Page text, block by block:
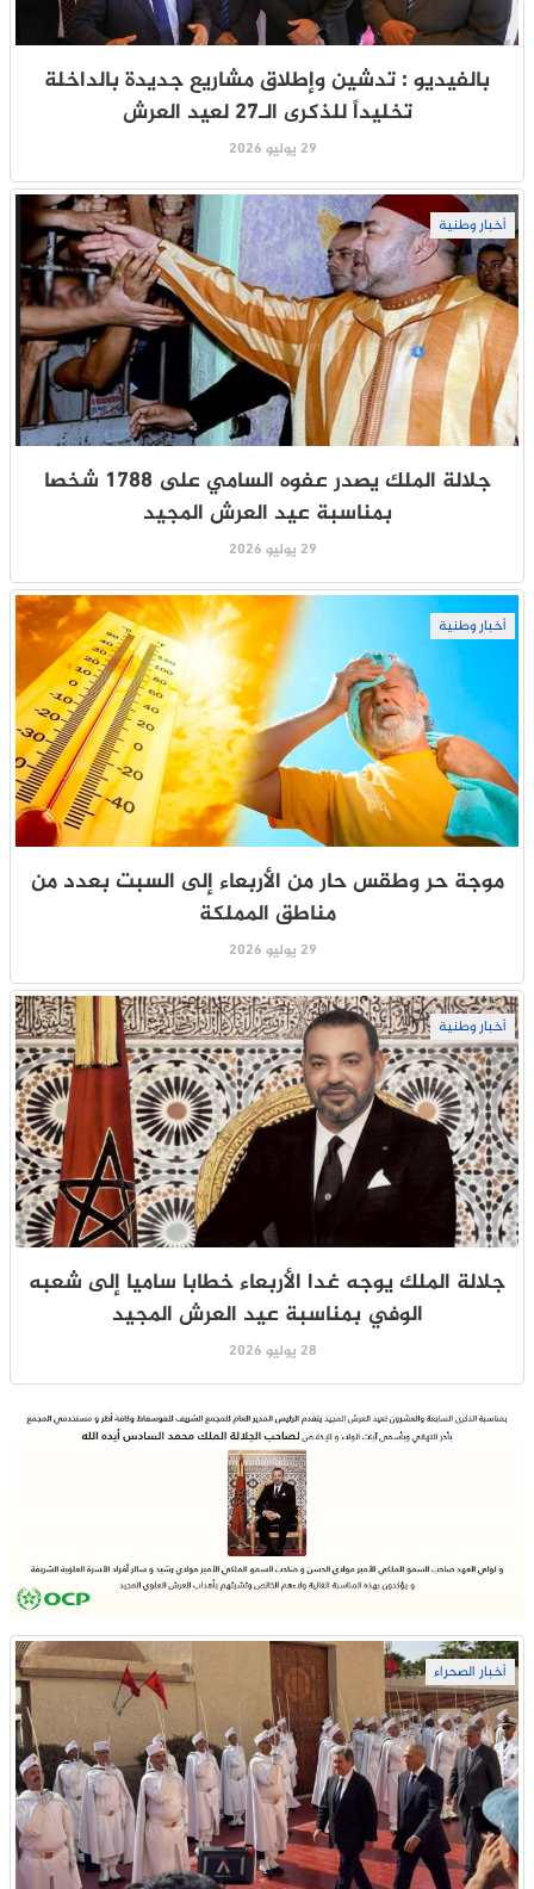
بالفيديو : تدشين وإطلاق مشاريع جديدة بالداخلة
تخليداً للذكرى الـ27 لعيد العرش
29 يوليو 2026
أخبار وطنية
جلالة الملك يصدر عفوه السامي على 1788 شخصا
بمناسبة عيد العرش المجيد
29 يوليو 2026
أخبار وطنية
موجة حر وطقس حار من الأربعاء إلى السبت بعدد من
مناطق المملكة
29 يوليو 2026
أخبار وطنية
جلالة الملك يوجه غدا الأربعاء خطابا ساميا إلى شعبه
الوفي بمناسبة عيد العرش المجيد
28 يوليو 2026
أخبار الصحراء